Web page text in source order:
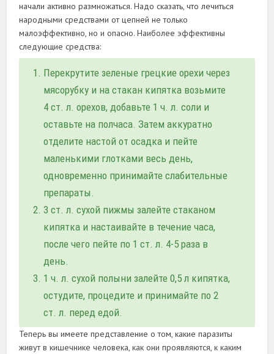
начали активно размножаться. Надо сказать, что лечиться
народными средствами от цепней не только
малоэффективно, но и опасно. Наиболее эффективны
следующие средства:
Перекрутите зеленые грецкие орехи через
мясорубку и на стакан кипятка возьмите
4 ст. л. орехов, добавьте 1 ч. л. соли и
оставьте на полчаса. Затем аккуратно
отделите настой от осадка и пейте
маленькими глотками весь день,
одновременно принимайте слабительные
препараты.
3 ст. л. сухой пижмы залейте стаканом
кипятка и настаивайте в течение часа,
после чего пейте по 1 ст. л. 4-5 раза в
день.
1 ч. л. сухой полыни залейте 0,5 л кипятка,
остудите, процедите и принимайте по 2
ст. л. перед едой.
Теперь вы имеете представление о том, какие паразиты
живут в кишечнике человека, как они проявляются, к каким